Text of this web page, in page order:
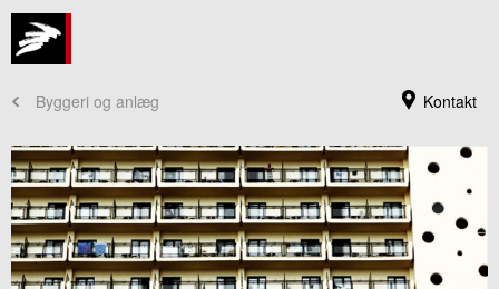
Kontakt
Byggeri og anlæg